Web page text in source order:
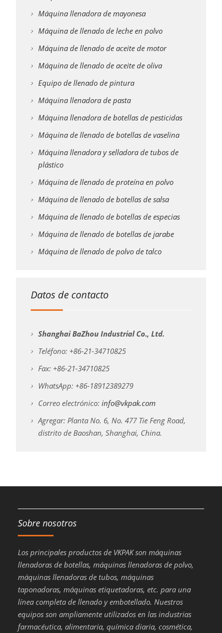
Máquina llenadora de mayonesa
Máquina de llenado de leche en polvo
Máquina de llenado de aceite de motor
Máquina de llenado de aceite de oliva
Equipo de llenado de pintura
Máquina llenadora de pasta
Máquina llenadora de botellas de pesticidas
Máquina de llenado de botellas de vaselina
Máquina llenadora y selladora de tubos de
plástico
Máquina de llenado de proteína en polvo
Máquina de llenado de botellas de salsa
Máquina de llenado de botellas de especias
Máquina de llenado de botellas de jarabe
Máquina de llenado de polvo de talco
Datos de contacto
Shanghai BaZhou Industrial Co., Ltd.
Teléfono: +86-21-34710825
Fax: +86-21-34710825
WhatsApp: +86-18912389279
Correo electrónico: info@vkpak.com
Agregar: Planta No. 6, No. 477 Tie Feng Road,
distrito de Baoshan, Shanghai, China.
Sobre nosotros
Los principales productos de VKPAK son máquinas
llenadoras de botellas, máquinas llenadoras de polvo,
máquinas llenadoras de tubos, máquinas
taponadoras, máquinas etiquetadoras, etc. para una
línea completa de llenado y embotellado. Nuestros
equipos son ampliamente utilizados en las industrias
farmacéutica, alimentaria, química diaria, cosmética,